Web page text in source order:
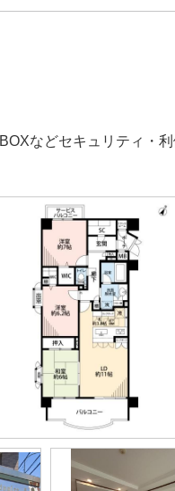
などセキュリティ・